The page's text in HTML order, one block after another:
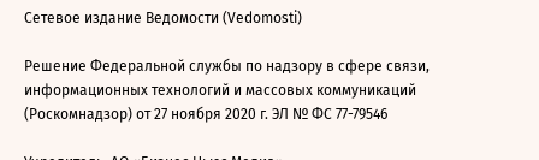
Сетевое издание Ведомости (Vedomosti)
Решение Федеральной службы по надзору в сфере связи,
информационных технологий и массовых коммуникаций
(Роскомнадзор) от 27 ноября 2020 г. ЭЛ № ФС 77-79546